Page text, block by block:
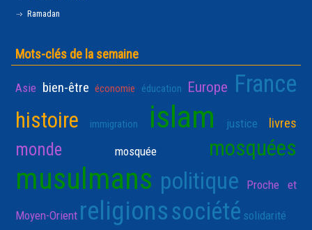
Ramadan
Mots-clés de la semaine
Asie bien-être économie éducation Europe France
histoire immigration islam justice livres
monde mosquée mosquées
musulmans politique Proche et
Moyen-Orient religionssociété solidarité